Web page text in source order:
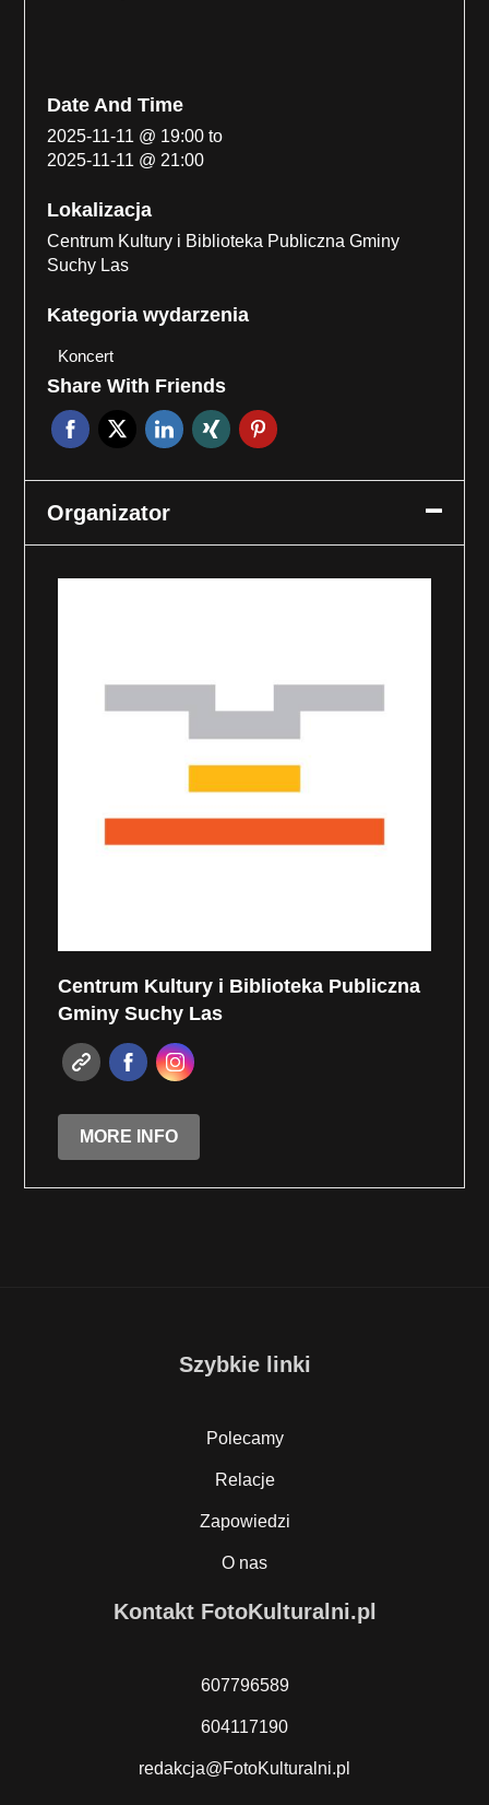
Date And Time
2025-11-11 @ 19:00to
2025-11-11 @ 21:00
Lokalizacja
Centrum Kultury i Biblioteka Publiczna Gminy
Suchy Las
Kategoria wydarzenia
Koncert
Share With Friends
Organizator
Centrum Kultury i Biblioteka Publiczna
Gminy Suchy Las
MORE INFO
Szybkie linki
Polecamy
Relacje
Zapowiedzi
O nas
Kontakt FotoKulturalni.pl
607796589
604117190
redakcja@FotoKulturalni.pl